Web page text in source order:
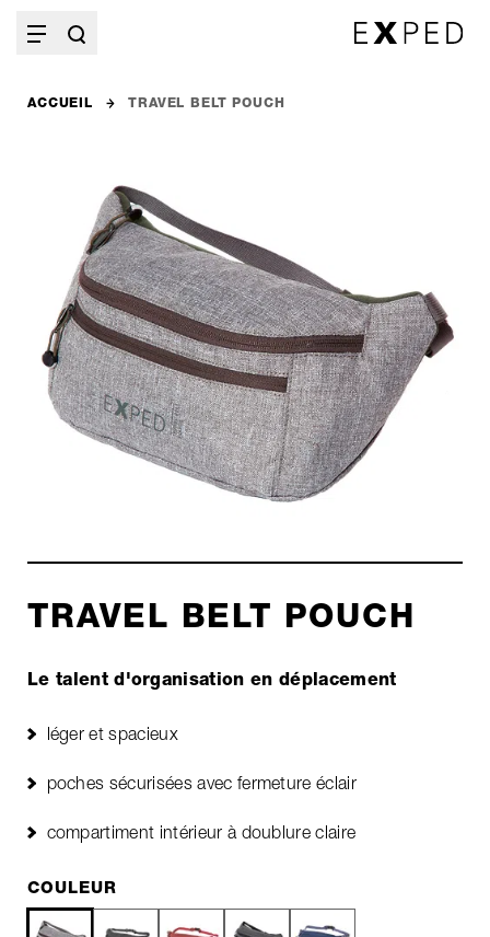
ACCUEIL TRAVEL BELT POUCH
TRAVEL BELT POUCH
Le talent d'organisation en déplacement
léger et spacieux
poches sécurisées avec fermeture éclair
compartiment intérieur à doublure claire
COULEUR